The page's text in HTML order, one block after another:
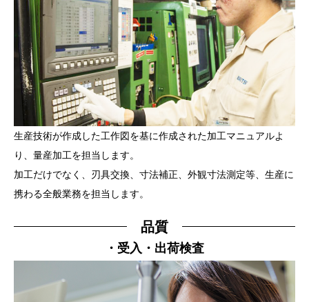
生産技術が作成した工作図を基に作成された加工マニュアルよ
り、量産加工を担当します。
加工だけでなく、刃具交換、寸法補正、外観寸法測定等、生産に
携わる全般業務を担当します。
品質
・受入・出荷検査